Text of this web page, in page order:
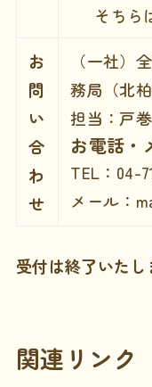
そちら
お
問
い
合
わ
せ
（一社）
務局（北
担当：戸巻
お電話・
TEL：04-
メール：
受付は終了いたし
関連リンク